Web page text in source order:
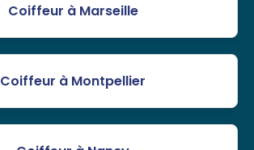
Coiffeur à Marseille
Coiffeur à Montpellier